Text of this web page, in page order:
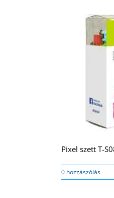
Pixel szett T-
0 hozzászólás